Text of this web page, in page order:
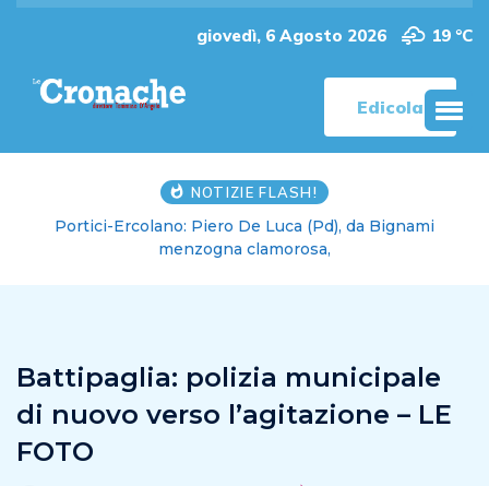
giovedì, 6 Agosto 2026 19 °C
Edicola
NOTIZIE FLASH!
Portici-Ercolano: Piero De Luca (Pd), da Bignami
menzogna clamorosa,
Battipaglia: polizia municipale
di nuovo verso l’agitazione – LE
FOTO